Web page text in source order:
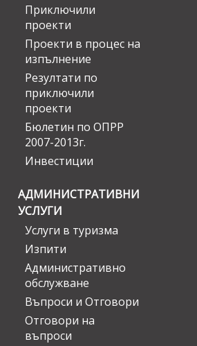
Приключили
проекти
Проекти в процес на
изпълнение
Резултати по
приключили
проекти
Бюлетин по ОПРР
2007-2013г.
Инвестиции
АДМИНИСТРАТИВНИ
УСЛУГИ
Услуги в туризма
Изпити
Административно
обслужване
Въпроси и Отговори
Отговори на
въпроси